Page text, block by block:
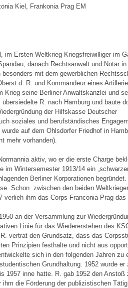
Kiel, Frankonia Prag EM
im Ersten Weltkrieg Kriegsfreiwilliger im
danach Rechtsanwalt und Notar in
mit dem gewerblichen
d. R. und Kommandeur eines
Krieg seine Berliner Anwaltskanzlei und
R. nach Hamburg und baute
der Hilfskasse Deutscher
soziales und berufständisches
auf dem Ohlsdorfer Friedhof in
mehr vorhanden).
aktiv, wo er die erste Charge
im Wintersemester 1913/14 ein
Berliner Korporationen begründet.
Schon zwischen den beiden
verlieh ihm das Corps Franconia Prag das
an der Versammlung zur
Linie für das Wiedererstehen des
vertrat den Grundsatz, dass das
Prinzipien festhalte und nicht aus
sich in den folgenden Jahren zu
Grundhaltung. 1952 wurde
1957 inne hatte. R. gab 1952 den Anstoß
ihm die Förderung der publizistischen